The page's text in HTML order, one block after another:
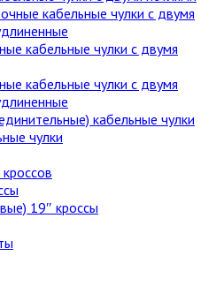
кабельные чулки с двумя
кабельные чулки с двумя
кабельные чулки с двумя
кабельные чулки
чулки
19″ кроссы